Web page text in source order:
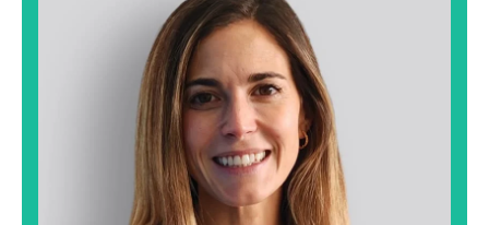
Silvia García Ángel